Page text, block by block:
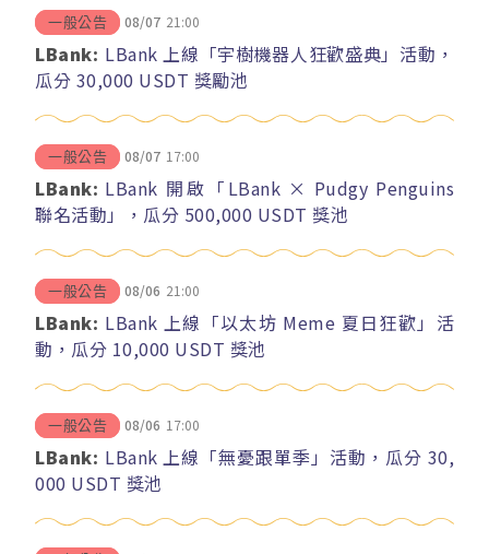
一般公告 08/07 21:00
LBank: LBank 上線「宇樹機器人狂歡盛典」活動，
瓜分 30,000 USDT 獎勵池
一般公告 08/07 17:00
LBank: LBank 開啟「LBank × Pudgy Penguins
聯名活動」，瓜分 500,000 USDT 獎池
一般公告 08/06 21:00
LBank: LBank 上線「以太坊 Meme 夏日狂歡」活
動，瓜分 10,000 USDT 獎池
一般公告 08/06 17:00
LBank: LBank 上線「無憂跟單季」活動，瓜分 30,
000 USDT 獎池